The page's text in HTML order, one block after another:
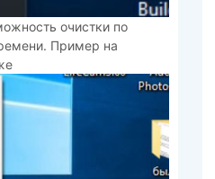
очистки по
Пример на